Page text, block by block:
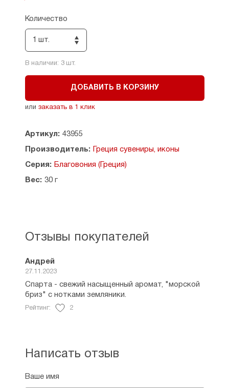
Флакон с шариком-дозатором. Благодаря
компактному размеру, может быть
использовано в дорогу.
При использовании следует умеренно
нежелательных эффектов.
Размеры: высота флакона - 5,5 см; диаметр - 2,3
Страна производства: Греция-Швейцария.
Количество
1 шт.
В наличии: 3шт.
ДОБАВИТЬ В КОРЗИНУ
или заказать в 1 клик
Артикул: 43955
Производитель: Греция сувениры, иконы
Серия: Благовония (Греция)
Вес: 30 г
Написать отзыв
Ваше имя
Отзывы покупателей
Андрей
27.11.2023
Спарта - свежий насыщенный аромат, "морской
бриз" с нотками земляники.
Рейтинг: 2